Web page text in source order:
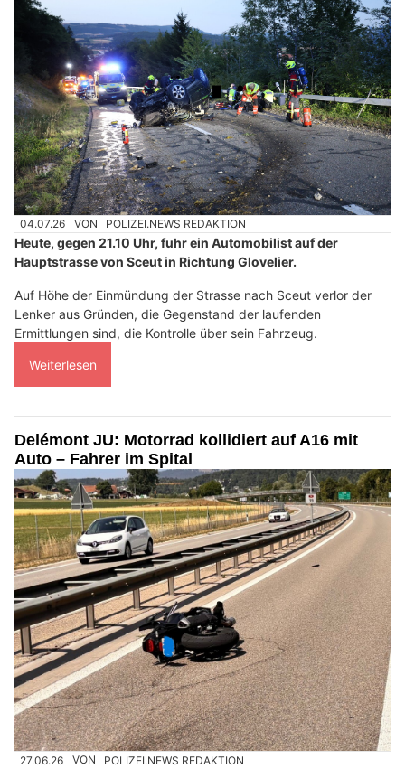
04.07.26 VON POLIZEI.NEWS REDAKTION
Heute, gegen 21.10 Uhr, fuhr ein Automobilist auf der
Hauptstrasse von Sceut in Richtung Glovelier.
Auf Höhe der Einmündung der Strasse nach Sceut verlor der
Lenker aus Gründen, die Gegenstand der laufenden
Ermittlungen sind, die Kontrolle über sein Fahrzeug.
Weiterlesen
Delémont JU: Motorrad kollidiert auf A16 mit
Auto – Fahrer im Spital
27.06.26 VON POLIZEI.NEWS REDAKTION